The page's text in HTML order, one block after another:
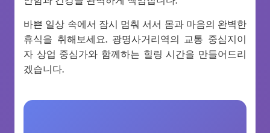
바쁜 일상 속에서 잠시 멈춰 서서 몸과 마음의 완벽한
휴식을 취해보세요. 광명사거리역의 교통 중심지이
자 상업 중심가와 함께하는 힐링 시간을 만들어드리
겠습니다.